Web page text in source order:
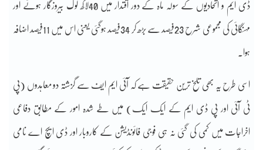
ڈی ایم و اتحادیوں کے سولہ ماہ کے دور اقتدار میں 40لاکھ لوگ بیروزگار ہوئے اور
مہنگائی کی مجموعی شرح 23فیصد سے بڑھ کر 34فیصد ہوگئی یعنی اس میں 11فیصد اضافہ
ہوا۔
اسی طرح یہ بھی تلخ ترین حقیقت ہے کہ آئی ایم ایف سے گزشتہ دو معاہدوں (پی
ٹی آئی اور پی ڈی ایم کے ایک ایک) میں طے شدہ امور کے مطابق دفاعی
اخراجات میں کمی کی گئی نہ ہی فوجی فائونڈیشن کے کاروبار اور ڈی ایچ اے نامی